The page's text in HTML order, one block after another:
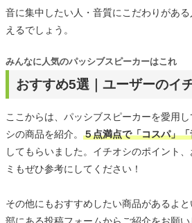
音に集中したい人・音質にこだわりがあ
えるでしょう。
おすすめ5選｜ユーザーのイ
みんなに人気のパッシブスピーカーはこれ
ここからは、パッシブスピーカーを愛用
シの商品を紹介。 ５点満点で「コスパ」
してもらいました。イチオシのポイント
ミもぜひ参考にしてください！
その他にもおすすめしたい商品があるよ
部にある投稿フォームからご紹介をお願い